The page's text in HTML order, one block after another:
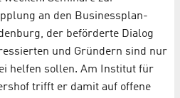
an den Businessplan-
der beförderte Dialog
und Gründern sind nur
helfen sollen. Am Institut für
trifft er damit auf offene